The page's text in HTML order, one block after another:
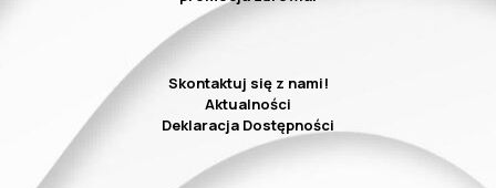
Skontaktuj się z nami!
Aktualności
Deklaracja Dostępności